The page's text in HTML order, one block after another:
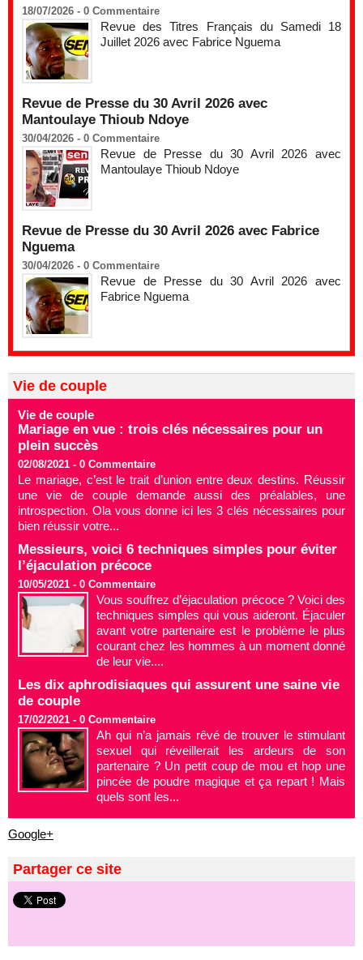
18/07/2026 - 0 Commentaire
Revue des Titres Français du Samedi 18
Juillet 2026 avec Fabrice Nguema
Revue de Presse du 30 Avril 2026 avec
Mantoulaye Thioub Ndoye
30/04/2026 - 0 Commentaire
Revue de Presse du 30 Avril 2026 avec
Mantoulaye Thioub Ndoye
Revue de Presse du 30 Avril 2026 avec Fabrice
Nguema
30/04/2026 - 0 Commentaire
Revue de Presse du 30 Avril 2026 avec
Fabrice Nguema
Vie de couple
Vie de couple
Mariage en vue : trois clés nécessaires pour un
plein succès
02/08/2021 - 0 Commentaire
Le mariage, c’est le trait d’union entre deux destins. Réussir
une vie de couple demande aussi des préalables, une
introspection. Ola vous donne ici les 3 clés nécessaires pour
bien réussir votre...
Messieurs, voici 6 techniques simples pour éviter
l’éjaculation précoce
10/05/2021 - 0 Commentaire
Vous souffrez d’éjaculation précoce ? Voici des
techniques simples qui vous aideront. Éjaculer
avant votre partenaire est le problème le plus
courant chez les hommes à un moment donné
de leur vie....
Les dix aphrodisiaques qui assurent une saine vie
de couple
17/02/2021 - 0 Commentaire
Ah qui n’a jamais rêvé de trouver le stimulant
sexuel qui réveillerait les ardeurs de son
partenaire ? Un petit coup de mou et hop une
pincée de poudre magique et ça repart ! Mais
quels sont les...
Google+
Partager ce site